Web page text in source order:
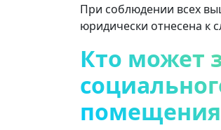
При соблюдении всех
юридически отнесена к
Кто может
помещения